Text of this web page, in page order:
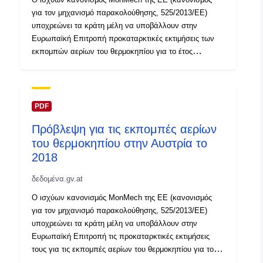
για τον μηχανισμό παρακολούθησης, 525/2013/ΕΕ)
υποχρεώνει τα κράτη μέλη να υποβάλλουν στην
Ευρωπαϊκή Επιτροπή προκαταρκτικές εκτιμήσεις των
εκπομπών αερίων του θερμοκηπίου για το έτος
βραχυπρόθεσμες προβλέψεις για τις εκπομπές αερίων
του θερμοκηπίου για το 2019 πραγματοποιήθηκαν με τη
παρουσιάζουν προκαταρκτικά στοιχεία, καθώς και την
τρέχουσα τάση για το 2019. Υπόκειται σε αβεβαιότητες,
επομένως τα αποτελέσματα ενδέχεται να διαφέρουν
οποίος θα δημοσιευθεί τον Ιανουάριο του 2021.
Σύμφωνα με προκαταρκτικά στοιχεία, περίπου 80,4
εκατομμύρια τόνοι αερίων του θερμοκηπίου
εκπέμφθηκαν στην Αυστρία το 2019. Σε σύγκριση με το
2018, αυτό αντιπροσωπεύει αύξηση κατά 1,8 % ή 1,4
εκατομμύρια τόνους ισοδυνάμου CO2.
PDF
Πρόβλεψη για τις εκπομπές αερίων
του θερμοκηπίου στην Αυστρία το
2018
δεδομένα.gv.at
Ο ισχύων κανονισμός MonMech της ΕΕ (κανονισμός
για τον μηχανισμό παρακολούθησης, 525/2013/ΕΕ)
υποχρεώνει τα κράτη μέλη να υποβάλλουν στην
Ευρωπαϊκή Επιτροπή τις προκαταρκτικές εκτιμήσεις
τους για τις εκπομπές αερίων του θερμοκηπίου για το